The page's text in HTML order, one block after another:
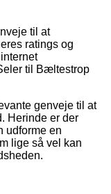
til at
ratings og
til Bæltestrop
genveje til at
Herinde er der
udforme en
lige så vel kan